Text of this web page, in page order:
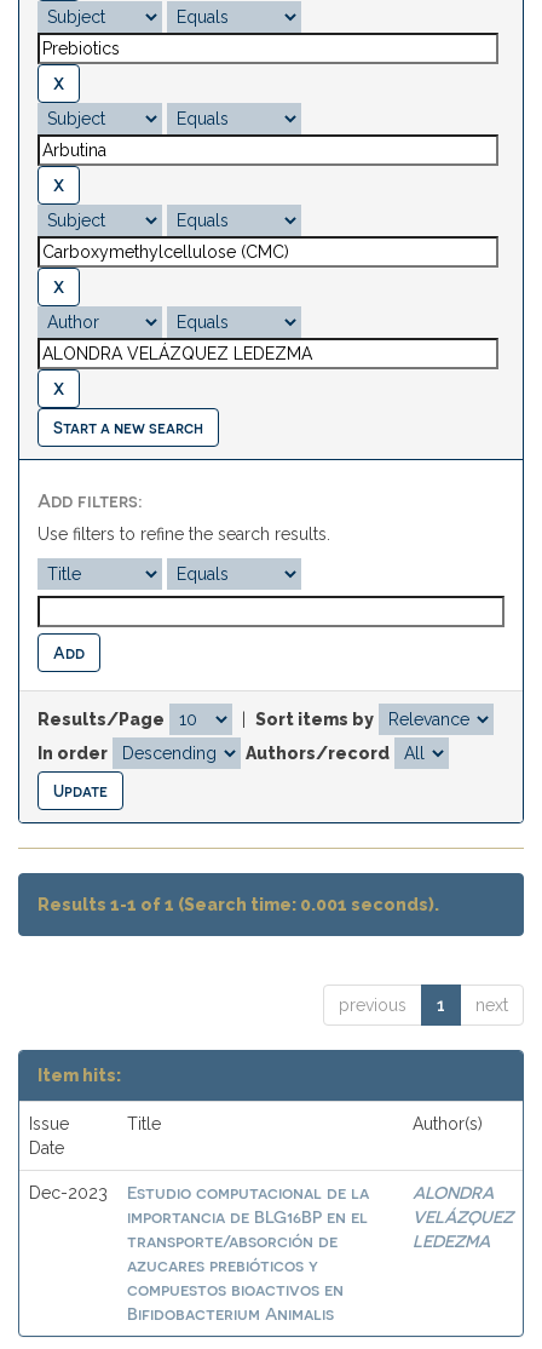
Start a new search
Add filters:
Use filters to refine the search results.
Results/Page
Sort items by
In order
Authors/record
Results 1-1 of 1 (Search time: 0.001 seconds).
previous 1 next
Item hits:
Issue
Date
Title Author(s)
Dec-2023
Estudio computacional de la
importancia de BLG16BP en el
transporte/absorción de
azucares prebióticos y
compuestos bioactivos en
Bifidobacterium Animalis
ALONDRA
VELÁZQUEZ
LEDEZMA